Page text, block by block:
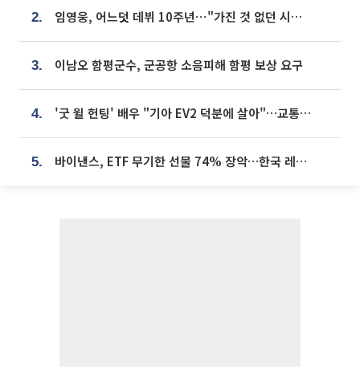
2. 임영웅, 어느덧 데뷔 10주년⋯"가진 것 없던 시절, 내 앞엔 20명의 팬뿐"
3. 이남오 함평군수, 군공항 소음피해 함평 보상 요구
4. '굿 윌 헌팅' 배우 "기아 EV2 덕분에 살아"…교통사고 후 안전성 극찬
5. 바이낸스, ETF 무기한 선물 74% 장악…한국 레버리지 ETF 거래 급증 [e가상자산]